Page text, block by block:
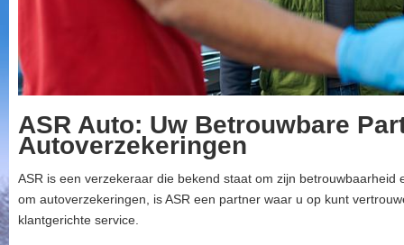
ASR Auto: Uw Betrouwbare
Autoverzekeringen
ASR is een verzekeraar die bekend staat om zijn betrouwbaarheid
om autoverzekeringen, is ASR een partner waar u op kunt
klantgerichte service.